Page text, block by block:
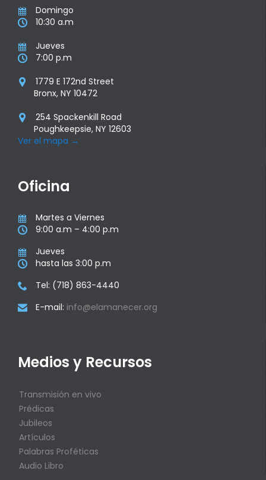
 Domingo
 10:30 a.m
 Jueves
 7:00 p.m

1779 E 172nd Street
Bronx, NY 10472

254 Spackenkill Road
Poughkeepsie, NY 12603
Ver el mapa →
Oficina
 Martes a Viernes
 9:00 a.m – 4:00 p.m
 Jueves
 hasta las 3:00 p.m
 Tel: (718) 863-4440
 E-mail: info@elamanecer.org
Medios y Recursos
Transmisión en vivo
Prédicas
Jubileos
Artículos
Palabras Proféticas
Audio Libro